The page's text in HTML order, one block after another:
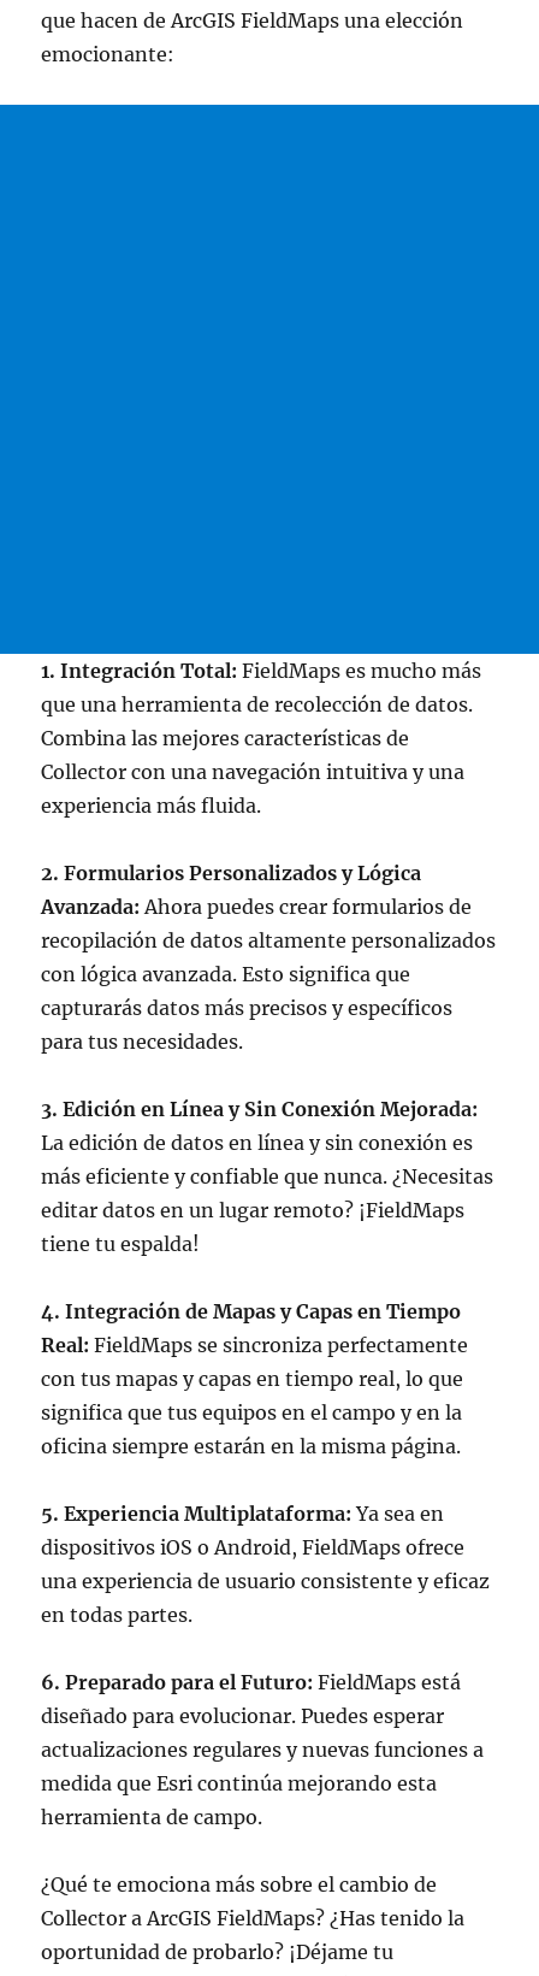
que hacen de ArcGIS FieldMaps una elección
emocionante:
1. Integración Total: FieldMaps es mucho más
que una herramienta de recolección de datos.
Combina las mejores características de
Collector con una navegación intuitiva y una
experiencia más fluida.
2. Formularios Personalizados y Lógica
Avanzada: Ahora puedes crear formularios de
recopilación de datos altamente personalizados
con lógica avanzada. Esto significa que
capturarás datos más precisos y específicos
para tus necesidades.
3. Edición en Línea y Sin Conexión Mejorada:
La edición de datos en línea y sin conexión es
más eficiente y confiable que nunca. ¿Necesitas
editar datos en un lugar remoto? ¡FieldMaps
tiene tu espalda!
4. Integración de Mapas y Capas en Tiempo
Real: FieldMaps se sincroniza perfectamente
con tus mapas y capas en tiempo real, lo que
significa que tus equipos en el campo y en la
oficina siempre estarán en la misma página.
5. Experiencia Multiplataforma: Ya sea en
dispositivos iOS o Android, FieldMaps ofrece
una experiencia de usuario consistente y eficaz
en todas partes.
6. Preparado para el Futuro: FieldMaps está
diseñado para evolucionar. Puedes esperar
actualizaciones regulares y nuevas funciones a
medida que Esri continúa mejorando esta
herramienta de campo.
¿Qué te emociona más sobre el cambio de
Collector a ArcGIS FieldMaps? ¿Has tenido la
oportunidad de probarlo? ¡Déjame tu